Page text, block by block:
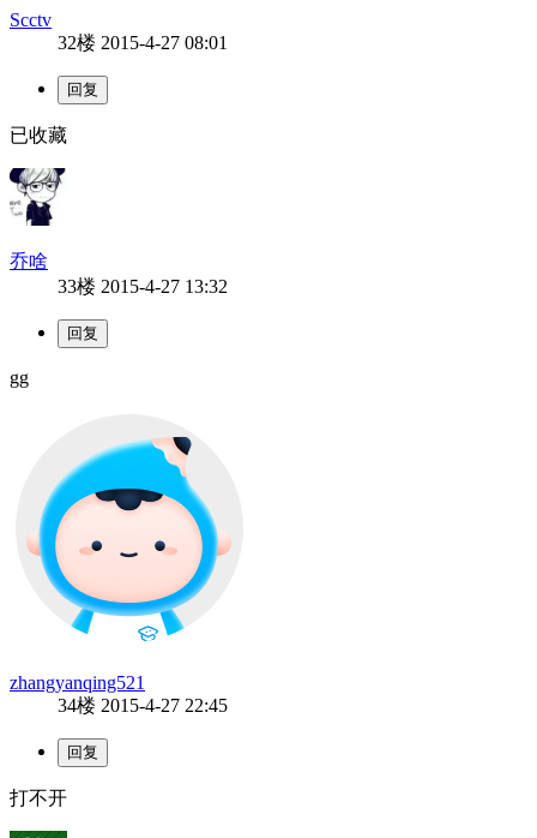
Scctv
32楼 2015-4-27 08:01
已收藏
乔啥
33楼 2015-4-27 13:32
gg
zhangyanqing521
34楼 2015-4-27 22:45
打不开